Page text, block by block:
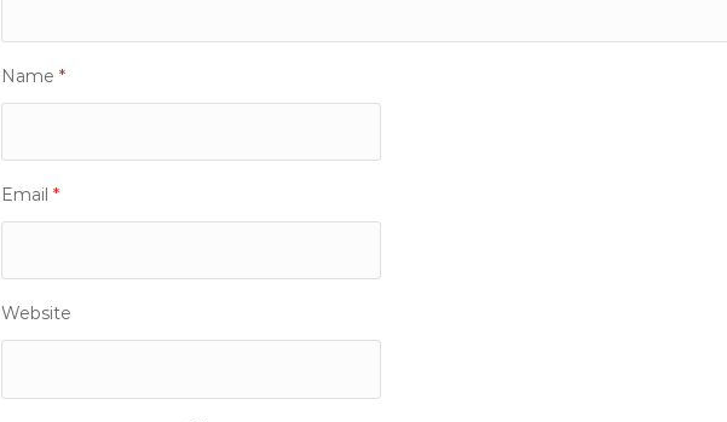
Name *
Email *
Website